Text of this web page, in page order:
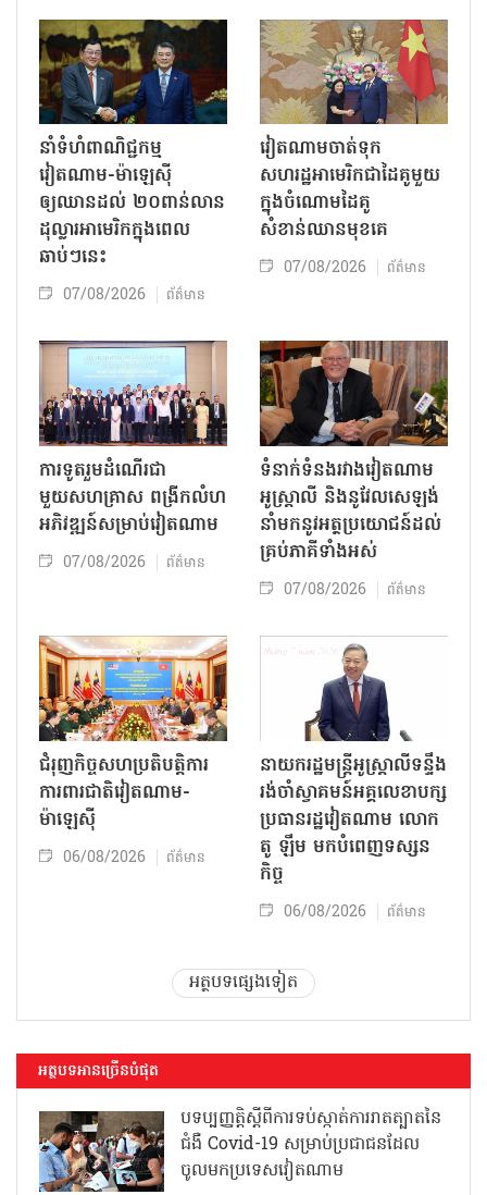
នាំទំហំពាណិជ្ជកម្ម
វៀតណាម-ម៉ាឡេស៊ី
ឲ្យឈានដល់ ២០ពាន់លាន
ដុល្លារអាមេរិកក្នុងពេល
ឆាប់ៗនេះ
07/08/2026 ព័ត៌មាន
វៀតណាមចាត់ទុក
សហរដ្ឋអាមេរិកជាដៃគូមួយ
ក្នុងចំណោមដៃគូ
សំខាន់ឈានមុខគេ
07/08/2026 ព័ត៌មាន
ការទូតរួមដំណើរជា
មួយសហគ្រាស ពង្រីកលំហ
អភិវឌ្ឍន៍សម្រាប់វៀតណាម
07/08/2026 ព័ត៌មាន
ទំនាក់ទំនងរវាងវៀតណាម
អូស្ត្រាលី និងនូវែលសេឡង់
នាំមកនូវអត្ថប្រយោជន៍ដល់
គ្រប់ភាគីទាំងអស់
07/08/2026 ព័ត៌មាន
ជំរុញកិច្ចសហប្រតិបត្តិការ
ការពារជាតិវៀតណាម-
ម៉ាឡេស៊ី
06/08/2026 ព័ត៌មាន
នាយករដ្ឋមន្ត្រីអូស្ត្រាលីទន្ទឹង
រង់ចាំស្វាគមន៍អគ្គលេខាបក្ស
ប្រធានរដ្ឋវៀតណាម លោក
តូ ឡឹម មកបំពេញទស្សន
កិច្ច
06/08/2026 ព័ត៌មាន
អត្ថបទផ្សេងទៀត
អត្ថបទអានច្រើនបំផុត
បទប្បញ្ញត្តិស្តីពីការទប់ស្កាត់ការរាតត្បាតនៃ
ជំងឺ Covid-19 សម្រាប់ប្រជាជនដែល
ចូលមកប្រទេសវៀតណាម